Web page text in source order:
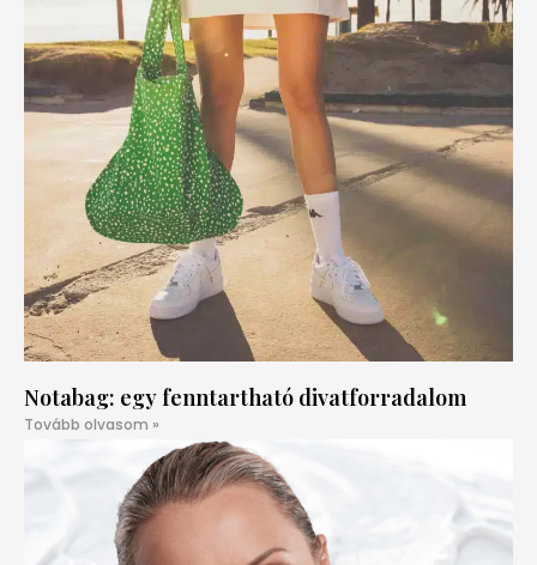
Notabag: egy fenntartható divatforradalom
Tovább olvasom »